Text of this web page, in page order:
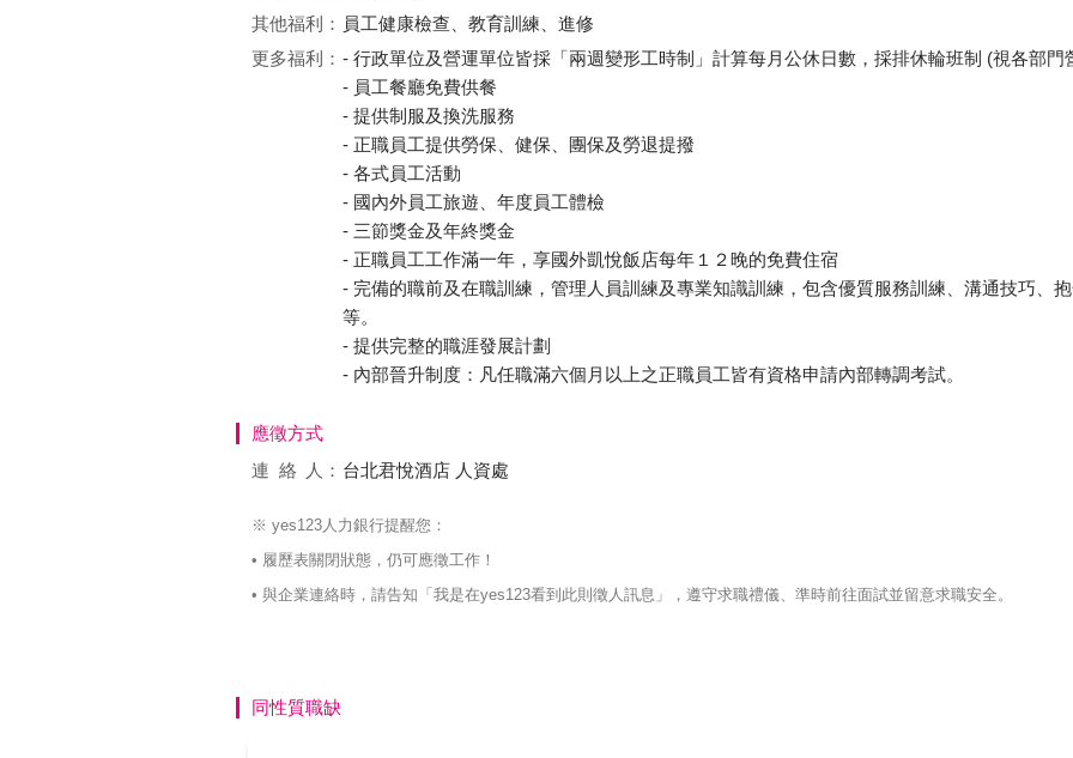
其他福利： 員工健康檢查、教育訓練、進修
更多福利： - 行政單位及營運單位皆採「兩週變形工時制」計算每月公休日數，採排休輪班制 (視各部門
- 員工餐廳免費供餐
- 提供制服及換洗服務
- 正職員工提供勞保、健保、團保及勞退提撥
- 各式員工活動
- 國內外員工旅遊、年度員工體檢
- 三節獎金及年終獎金
- 正職員工工作滿一年，享國外凱悅飯店每年１２晚的免費住宿
- 完備的職前及在職訓練，管理人員訓練及專業知識訓練，包含優質服務訓練、溝通技巧、
等。
- 提供完整的職涯發展計劃
- 內部晉升制度：凡任職滿六個月以上之正職員工皆有資格申請內部轉調考試。
應徵方式
連絡
人： 台北君悅酒店 人資處
※ yes123人力銀行提醒您：
• 履歷表關閉狀態，仍可應徵工作！
• 與企業連絡時，請告知「我是在yes123看到此則徵人訊息」，遵守求職禮儀、準時前往面試並留意求職安全。
同性質職缺